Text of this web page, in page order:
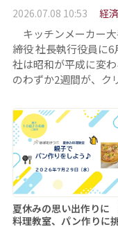
2026.07.08 10:53 経
キッチンメーカー
締役 社長執行役員に
社は昭和が平成に変
のわずか2週間が、
夏休みの思い出作りに
料理教室、パン作りに